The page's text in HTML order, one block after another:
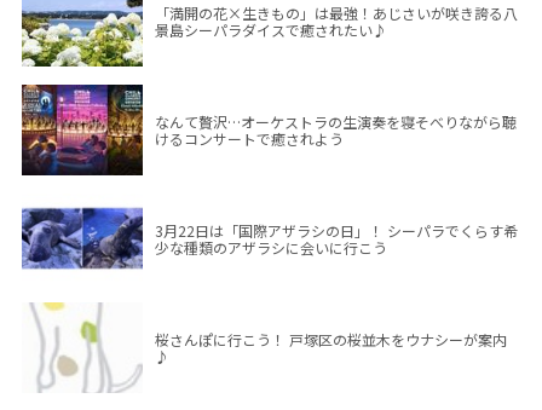
「満開の花×生きもの」は最強！あじさいが咲き誇る八
景島シーパラダイスで癒されたい♪
なんて贅沢…オーケストラの生演奏を寝そべりながら聴
けるコンサートで癒されよう
3月22日は「国際アザラシの日」！ シーパラでくらす希
少な種類のアザラシに会いに行こう
桜さんぽに行こう！ 戸塚区の桜並木をウナシーが案内
♪